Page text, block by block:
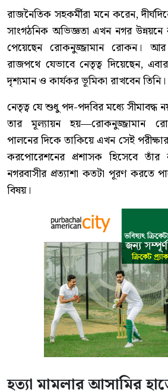
রাজনৈতিক সহকর্মীরা মনে করেন,
সাংগঠনিক অভিজ্ঞতা এখন নগর
পেয়েছেন রোকনুজ্জামান রোকন। আর
রাজপথে যেভাবে নেতৃত্ব দিয়েছেন,
দৃশ্যমান ও কার্যকর ভূমিকা রাখবেন তিনি।
নেতৃত্ব যে শুধু পদ-পদবির মধ্যে সীমাবদ্ধ
তার মূল্যায়ন হয়—রোকনুজ্জামান
পালনের দিকে তাকিয়ে এখন সেই
করপোরেশনের প্রশাসক হিসেবে তাঁর
নগরবাসীর প্রত্যাশা কতটা পূরণ করতে
বিষয়।
হত্যা মামলার আসামির